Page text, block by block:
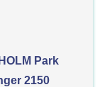
Park
2150